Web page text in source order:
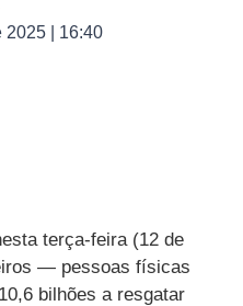
2025 | 16:40
terça-feira (12 de
— pessoas físicas
bilhões a resgatar